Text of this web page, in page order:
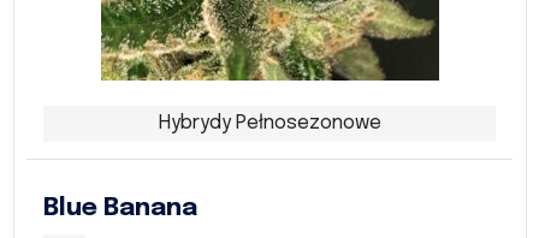
Hybrydy Pełnosezonowe
Blue Banana